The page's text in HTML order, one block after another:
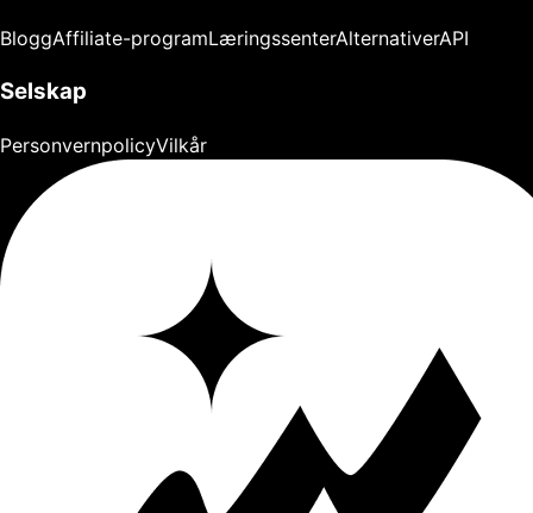
BloggAffiliate-programLæringssenterAlternativerAPI
Selskap
PersonvernpolicyVilkår